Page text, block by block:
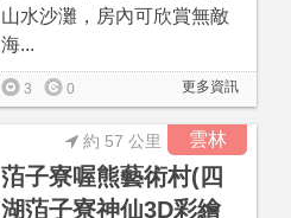
山水沙灘，房內可欣賞無敵
海...
更多資訊
3 0
雲林
萡子寮喔熊藝術村(四
湖萡子寮神仙3D彩繪
約 57 公里